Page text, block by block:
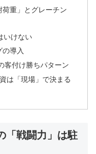
重」とグレーチン
いけない
の導入
客付け勝ちパターン
は「現場」で決まる
「戦闘力」は駐